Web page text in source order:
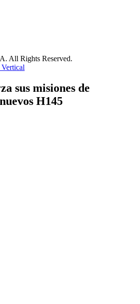
All Rights Reserved.
sus misiones de
H145